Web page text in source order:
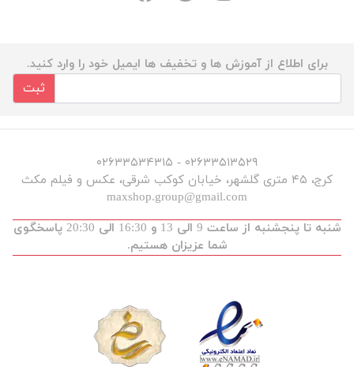
برای اطلاع از آموزش ها و تخفیف ها ایمیل خود را وارد کنید.
ثبت
۰۲۶۳۳۵۱۳۵۲۹ - ۰۲۶۳۳۵۳۴۳۱۵
کرج، ۴۵ متری گلشهر، خیابان کوکب شرقی، عکس و فیلم مکث
maxshop.group@gmail.com
شنبه تا پنجشنبه از ساعت 9 الی 13 و 16:30 الی 20:30 پاسخگوی
شما عزیزان هستیم.